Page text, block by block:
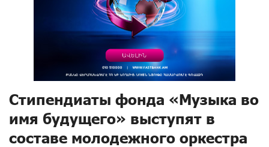
Стипендиаты фонда «Музыка во
имя будущего» выступят в
составе молодежного оркестра